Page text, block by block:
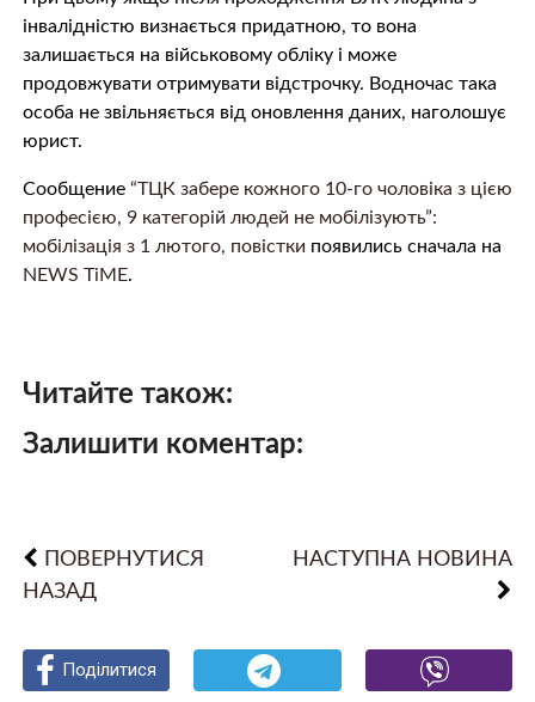
інвалідністю визнається придатною, то вона
залишається на військовому обліку і може
продовжувати отримувати відстрочку. Водночас така
особа не звільняється від оновлення даних, наголошує
юрист.
Сообщение “ТЦК забере кожного 10-го чоловіка з цією
професією, 9 категорій людей не мобілізують”:
мобілізація з 1 лютого, повістки появились сначала на
NEWS TiME.
Читайте також:
Залишити коментар:
ПОВЕРНУТИСЯ
НАЗАД
НАСТУПНА НОВИНА
Поділитися